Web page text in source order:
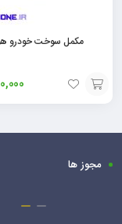
مکمل سوخت خودرو
افزودن
به
مجوز ها